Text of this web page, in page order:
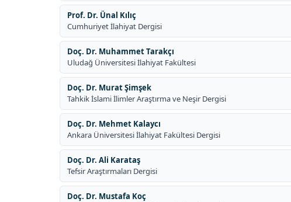
Prof. Dr. Ünal Kılıç
Cumhuriyet İlahiyat Dergisi
Doç. Dr. Muhammet Tarakçı
Uludağ Üniversitesi İlahiyat Fakültesi
Doç. Dr. Murat Şimşek
Tahkik İslami İlimler Araştırma ve Neşir Dergisi
Doç. Dr. Mehmet Kalaycı
Ankara Üniversitesi İlahiyat Fakültesi Dergisi
Doç. Dr. Ali Karataş
Tefsir Araştırmaları Dergisi
Doç. Dr. Mustafa Koç